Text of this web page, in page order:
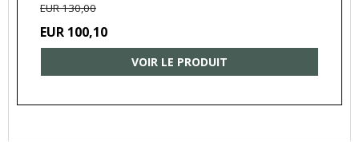
EUR 130,00
EUR 100,10
VOIR LE PRODUIT